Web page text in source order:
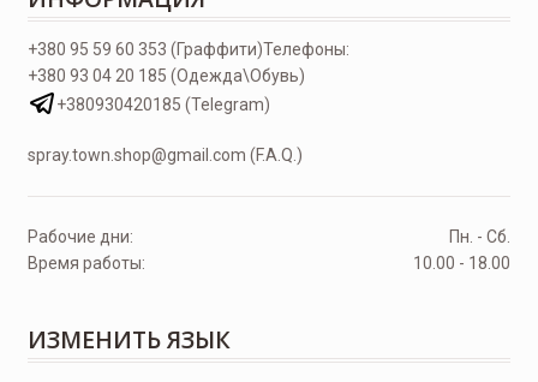
Телефоны:
+380 95 59 60 353 (Граффити)
+380 93 04 20 185 (Одежда\Обувь)
+380930420185 (Telegram)
spray.town.shop@gmail.com (F.A.Q.)
Рабочие дни:
Пн. - Сб.
Время работы:
10.00 - 18.00
ИЗМЕНИТЬ ЯЗЫК